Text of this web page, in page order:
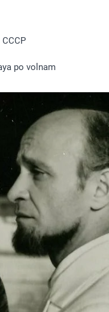
СССР
po volnam